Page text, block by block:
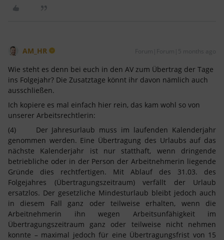
AM_HR Forum|Forum|5 months ago
Wie steht es denn bei euch in den AV zum Übertrag der Tage
ins Folgejahr? Die Zusatztage könnt ihr davon nämlich auch
ausschließen.
Ich kopiere es mal einfach hier rein, das kam wohl so von
unserer Arbeitsrechtlerin:
(4) Der Jahresurlaub muss im laufenden Kalenderjahr
genommen werden. Eine Übertragung des Urlaubs auf das
nächste Kalenderjahr ist nur statthaft, wenn dringende
betriebliche oder in der Person der Arbeitnehmerin liegende
Gründe dies rechtfertigen. Mit Ablauf des 31.03. des
Folgejahres (Übertragungszeitraum) verfällt der Urlaub
ersatzlos. Der gesetzliche Mindesturlaub bleibt jedoch auch
in diesem Fall ganz oder teilweise erhalten, wenn die
Arbeitnehmerin ihn wegen Arbeitsunfähigkeit im
Übertragungszeitraum ganz oder teilweise nicht nehmen
konnte – maximal jedoch für eine Übertragungsfrist von 15